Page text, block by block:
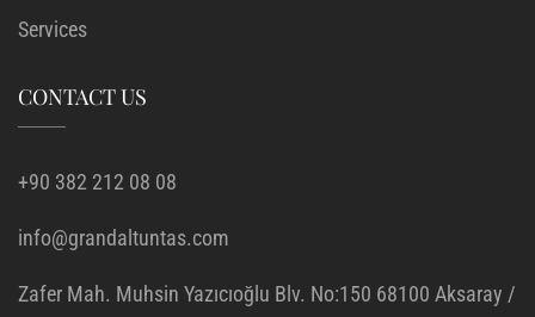
Services
CONTACT US
+90 382 212 08 08
info@grandaltuntas.com
Zafer Mah. Muhsin Yazıcıoğlu Blv. No:150 68100 Aksaray /